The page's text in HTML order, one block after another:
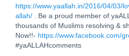
https://www.yaallah.in/2016/04/03/
allah/. Be a proud member of
thousands of Muslims resolving &
Now!!- https://www.facebook.com/
#yaALLAHcomments